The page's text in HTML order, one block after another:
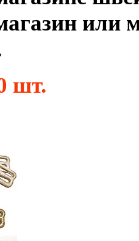
или
шт.